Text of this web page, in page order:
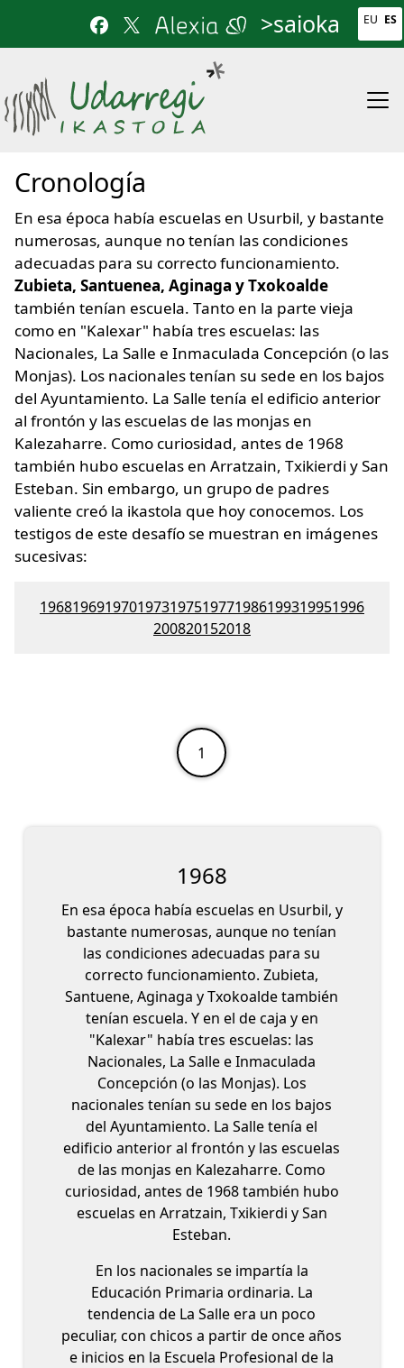
>saioka EU ES
Cronología
En esa época había escuelas en Usurbil, y bastante
numerosas, aunque no tenían las condiciones
adecuadas para su correcto funcionamiento.
Zubieta, Santuenea, Aginaga y Txokoalde
también tenían escuela. Tanto en la parte vieja
como en "Kalexar" había tres escuelas: las
Nacionales, La Salle e Inmaculada Concepción (o las
Monjas). Los nacionales tenían su sede en los bajos
del Ayuntamiento. La Salle tenía el edificio anterior
al frontón y las escuelas de las monjas en
Kalezaharre. Como curiosidad, antes de 1968
también hubo escuelas en Arratzain, Txikierdi y San
Esteban. Sin embargo, un grupo de padres
valiente creó la ikastola que hoy conocemos. Los
testigos de este desafío se muestran en imágenes
sucesivas:
1968196919701973197519771986199319951996
200820152018
1968
En esa época había escuelas en Usurbil, y
bastante numerosas, aunque no tenían
las condiciones adecuadas para su
correcto funcionamiento. Zubieta,
Santuene, Aginaga y Txokoalde también
tenían escuela. Y en el de caja y en
"Kalexar" había tres escuelas: las
Nacionales, La Salle e Inmaculada
Concepción (o las Monjas). Los
nacionales tenían su sede en los bajos
del Ayuntamiento. La Salle tenía el
edificio anterior al frontón y las escuelas
de las monjas en Kalezaharre. Como
curiosidad, antes de 1968 también hubo
escuelas en Arratzain, Txikierdi y San
Esteban.
En los nacionales se impartía la
Educación Primaria ordinaria. La
tendencia de La Salle era un poco
peculiar, con chicos a partir de once años
e inicios en la Escuela Profesional de la